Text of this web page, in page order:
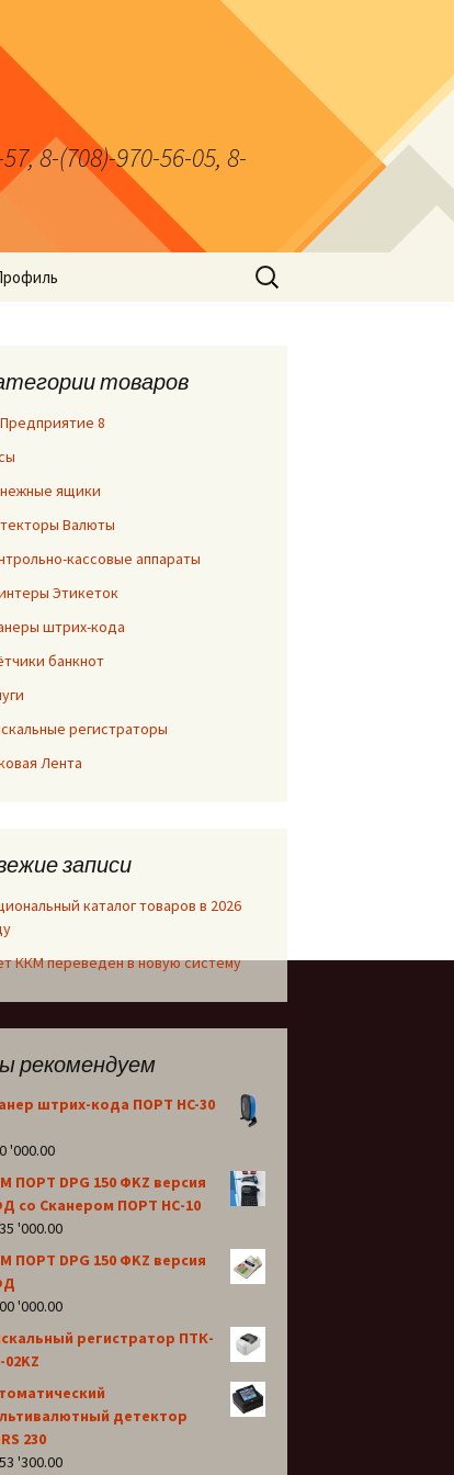
(708)-970-56-05, 8-
Найти:
товаров
8
ящики
Валюты
кассовые аппараты
Этикеток
штрих-кода
банкнот
регистраторы
Лента
записи
каталог товаров в 2026
ККМ переведен в новую систему
рекомендуем
штрих-кода ПОРТ HC-30
'000.00
ПОРТ DPG 150 ФKZ версия
со Сканером ПОРТ НС-10
'000.00
ПОРТ DPG 150 ФKZ версия
'000.00
регистратор ПТК-
02KZ
детектор
230
'300.00